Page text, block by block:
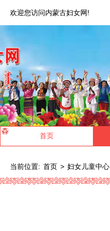
欢迎您访问内蒙古妇女网!
首页
当前位置: 首页 > 妇女儿童中心